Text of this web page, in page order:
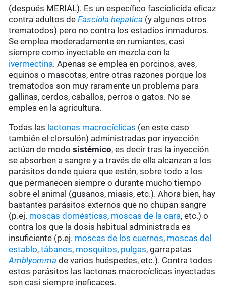
(después MERIAL). Es un específico fasciolicida eficaz
contra adultos deFasciola hepatica (y algunos otros
trematodos) pero no contra los estadios inmaduros.
Se emplea moderadamente en rumiantes, casi
siempre como inyectable en mezcla con la
ivermectina. Apenas se emplea en porcinos, aves,
equinos o mascotas, entre otras razones porque los
trematodos son muy raramente un problema para
gallinas, cerdos, caballos, perros o gatos. No se
emplea en la agricultura.
Todas las lactonas macrocíclicas (en este caso
también el clorsulón) administradas por inyección
actúan de modosistémico, es decir tras la inyección
se absorben a sangre y a través de ella alcanzan a los
parásitos donde quiera que estén, sobre todo a los
que permanecen siempre o durante mucho tiempo
sobre el animal (gusanos, miasis, etc.). Ahora bien, hay
bastantes parásitos externos que no chupan sangre
(p.ej. moscas domésticas, moscas de la cara, etc.) o
contra los que la dosis habitual administrada es
insuficiente (p.ej. moscas de los cuernos, moscas del
establo,tábanos, mosquitos, pulgas, garrapatas
Amblyomma de varios huéspedes, etc.). Contra todos
estos parásitos las lactonas macrocíclicas inyectadas
son casi siempre ineficaces.